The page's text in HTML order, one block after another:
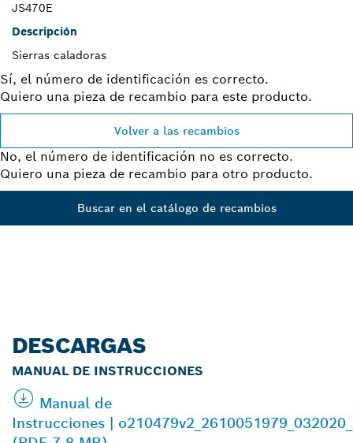
JS470E
Descripción
Sierras caladoras
Sí, el número de identificación es correcto.
Quiero una pieza de recambio para este producto.
Volver a las recambios
No, el número de identificación no es correcto.
Quiero una pieza de recambio para otro producto.
Buscar en el catálogo de recambios
DESCARGAS
MANUAL DE INSTRUCCIONES
Manual de
Instrucciones |